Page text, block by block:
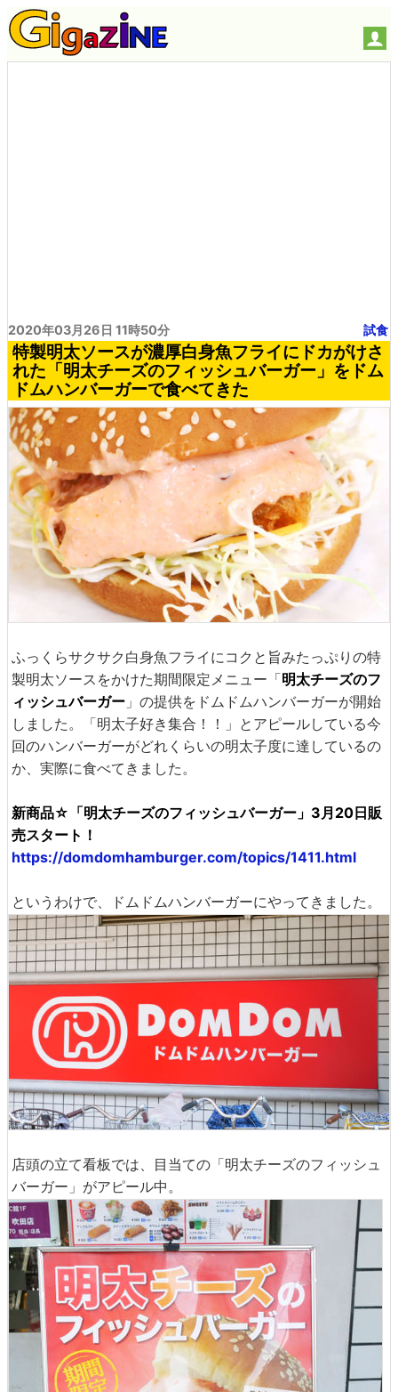
2020年03月26日 11時50分 試食
特製明太ソースが濃厚白身魚フライにドカがけさ
れた「明太チーズのフィッシュバーガー」をドム
ドムハンバーガーで食べてきた
ふっくらサクサク白身魚フライにコクと旨みたっぷりの特
製明太ソースをかけた期間限定メニュー「明太チーズのフ
ィッシュバーガー 」の提供をドムドムハンバーガーが開始
しました。「明太子好き集合！！」とアピールしている今
回のハンバーガーがどれくらいの明太子度に達しているの
か、実際に食べてきました。
新商品☆「明太チーズのフィッシュバーガー」3月20日販
売スタート！
https://domdomhamburger.com/topics/1411.html
というわけで、ドムドムハンバーガーにやってきました。
店頭の立て看板では、目当ての「明太チーズのフィッシュ
バーガー」がアピール中。